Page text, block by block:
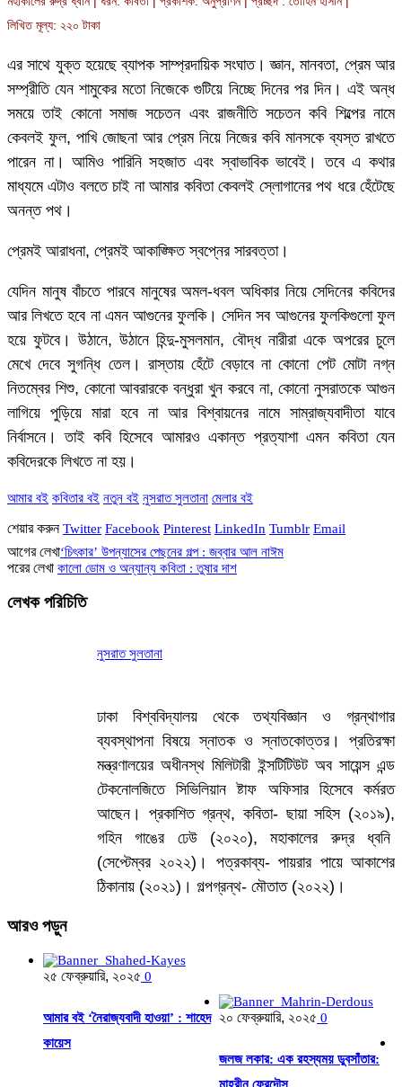
লিখিত মূল্য: ২২০ টাকা
এর সাথে যুক্ত হয়েছে ব্যাপক সাম্প্রদায়িক সংঘাত। জ্ঞান, মানবতা, প্রেম আর
সম্প্রীতি যেন শামুকের মতো নিজেকে গুটিয়ে নিচ্ছে দিনের পর দিন। এই অন্ধ
সময়ে তাই কোনো সমাজ সচেতন এবং রাজনীতি সচেতন কবি শিল্পের নামে
কেবলই ফুল, পাখি জোছনা আর প্রেম নিয়ে নিজের কবি মানসকে ব্যস্ত রাখতে
পারেন না। আমিও পারিনি সহজাত এবং স্বাভাবিক ভাবেই। তবে এ কথার
মাধ্যমে এটাও বলতে চাই না আমার কবিতা কেবলই স্লোগানের পথ ধরে হেঁটেছে
অনন্ত পথ।
প্রেমই আরাধনা, প্রেমই আকাঙ্ক্ষিত স্বপ্নের সারবত্তা।
যেদিন মানুষ বাঁচতে পারবে মানুষের অমল-ধবল অধিকার নিয়ে সেদিনের কবিদের
আর লিখতে হবে না এমন আগুনের ফুলকি। সেদিন সব আগুনের ফুলকিগুলো ফুল
হয়ে ফুটবে। উঠানে, উঠানে হিন্দু-মুসলমান, বৌদ্ধ নারীরা একে অপরের চুলে
মেখে দেবে সুগন্ধি তেল। রাস্তায় হেঁটে বেড়াবে না কোনো পেট মোটা নগ্ন
নিতম্বের শিশু, কোনো আবরারকে বন্ধুরা খুন করবে না, কোনো নুসরাতকে আগুন
লাগিয়ে পুড়িয়ে মারা হবে না আর বিশ্বায়নের নামে সাম্রাজ্যবাদীতা যাবে
নির্বাসনে। তাই কবি হিসেবে আমারও একান্ত প্রত্যাশা এমন কবিতা যেন
কবিদেরকে লিখতে না হয়।
আমার বই কবিতার বই নতুন বই নুসরাত সুলতানা মেলার বই
শেয়ার করুন Twitter Facebook Pinterest LinkedIn Tumblr Email
আগের লেখা‘চিৎকার’ উপন্যাসের পেছনের গল্প : জব্বার আল নাঈম
পরের লেখা কালো ডোম ও অন্যান্য কবিতা : তুষার দাশ
লেখক পরিচিতি
নুসরাত সুলতানা
ঢাকা বিশ্ববিদ্যালয় থেকে তথ্যবিজ্ঞান ও গ্রন্থাগার
ব্যবস্থাপনা বিষয়ে স্নাতক ও স্নাতকোত্তর। প্রতিরক্ষা
মন্ত্রণালয়ের অধীনস্থ মিলিটারী ইন্সটিটিউট অব সায়েন্স এন্ড
টেকনোলজিতে সিভিলিয়ান ষ্টাফ অফিসার হিসেবে কর্মরত
আছেন। প্রকাশিত গ্রন্থ, কবিতা- ছায়া সহিস (২০১৯),
গহিন গাঙের ঢেউ (২০২০), মহাকালের রুদ্র ধ্বনি
(সেপ্টেম্বর ২০২২)। পত্রকাব্য- পায়রার পায়ে আকাশের
ঠিকানায় (২০২১)। গল্পগ্রন্থ- মৌতাত (২০২২)।
আরওপড়ুন
২৫ ফেব্রুয়ারি, ২০২৫ 0
আমার বই ‘নৈরাজ্যবাদী হাওয়া’ : শাহেদ
কায়েস
২০ ফেব্রুয়ারি, ২০২৫ 0
জলজ লকার: এক রহস্যময় ডুবসাঁতার :